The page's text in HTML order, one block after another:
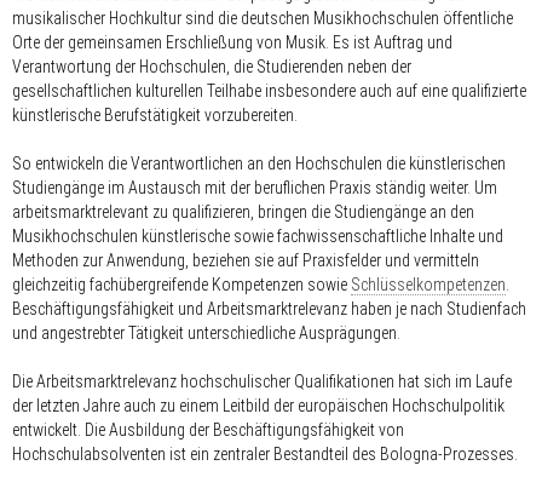
musikalischer Hochkultur sind die deutschen Musikhochschulen öffentliche
Orte der gemeinsamen Erschließung von Musik. Es ist Auftrag und
Verantwortung der Hochschulen, die Studierenden neben der
gesellschaftlichen kulturellen Teilhabe insbesondere auch auf eine qualifizierte
künstlerische Berufstätigkeit vorzubereiten.
So entwickeln die Verantwortlichen an den Hochschulen die künstlerischen
Studiengänge im Austausch mit der beruflichen Praxis ständig weiter. Um
arbeitsmarktrelevant zu qualifizieren, bringen die Studiengänge an den
Musikhochschulen künstlerische sowie fachwissenschaftliche Inhalte und
Methoden zur Anwendung, beziehen sie auf Praxisfelder und vermitteln
gleichzeitig fachübergreifende Kompetenzen sowie Schlüsselkompetenzen
Beschäftigungsfähigkeit und Arbeitsmarktrelevanz haben je nach Studienfach
und angestrebter Tätigkeit unterschiedliche Ausprägungen.
Die Arbeitsmarktrelevanz hochschulischer Qualifikationen hat sich im Laufe
der letzten Jahre auch zu einem Leitbild der europäischen Hochschulpolitik
entwickelt. Die Ausbildung der Beschäftigungsfähigkeit von
Hochschulabsolventen ist ein zentraler Bestandteil des Bologna-Prozesses.